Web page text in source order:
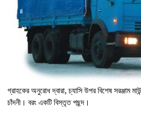
গ্রাহকের অনুরোধ দ্বারা, চ্যাসি উপর বিশেষ সরঞ্জাম
চাঁদনী। বরং একটি বিস্তৃত পছন্দ।